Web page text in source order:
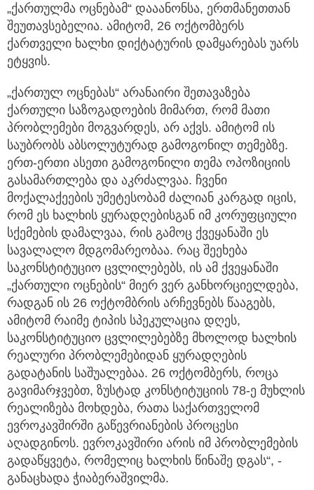
„ქართულმა ოცნებამ“ დააანონსა, ერთმანეთთან
შეუთავსებელია. ამიტომ, 26 ოქტომბერს
ქართველი ხალხი დიქტატურის დამყარებას უარს
ეტყვის.
„ქართულ ოცნებას“ არანაირი შეთავაზება
ქართული საზოგადოების მიმართ, რომ მათი
პრობლემები მოგვარდეს, არ აქვს. ამიტომ ის
საუბრობს აბსოლუტურად გამოგონილ თემებზე.
ერთ-ერთი ასეთი გამოგონილი თემა ოპოზიციის
გასამართლება და აკრძალვაა. ჩვენი
მოქალაქეების უმეტესობამ ძალიან კარგად იცის,
რომ ეს ხალხის ყურადღებისგან იმ კორუფციული
სქემების დამალვაა, რის გამოც ქვეყანაში ეს
სავალალო მდგომარეობაა. რაც შეეხება
საკონსტიტუციო ცვლილებებს, ის ამ ქვეყანაში
„ქართული ოცნების“ მიერ ვერ განხორციელდება,
რადგან ის 26 ოქტომბრის არჩევნებს წააგებს,
ამიტომ რაიმე ტიპის სპეკულაცია დღეს,
საკონსტიტუციო ცვლილებებზე მხოლოდ ხალხის
რეალური პრობლემებიდან ყურადღების
გადატანის საშუალებაა. 26 ოქტომბერს, როცა
გავიმარჯვებთ, ზუსტად კონსტიტუციის 78-ე მუხლის
რეალიზება მოხდება, რათა საქართველომ
ევროკავშირში გაწევრიანების პროცესი
აღადგინოს. ევროკავშირი არის იმ პრობლემების
გადაწყვეტა, რომელიც ხალხის წინაშე დგას“, -
განაცხადა ჭიაბერაშვილმა.